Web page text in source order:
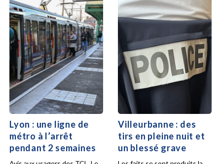
Lyon : une ligne de
métro à l’arrêt
pendant 2 semaines
Villeurbanne : des
tirs en pleine nuit et
un blessé grave